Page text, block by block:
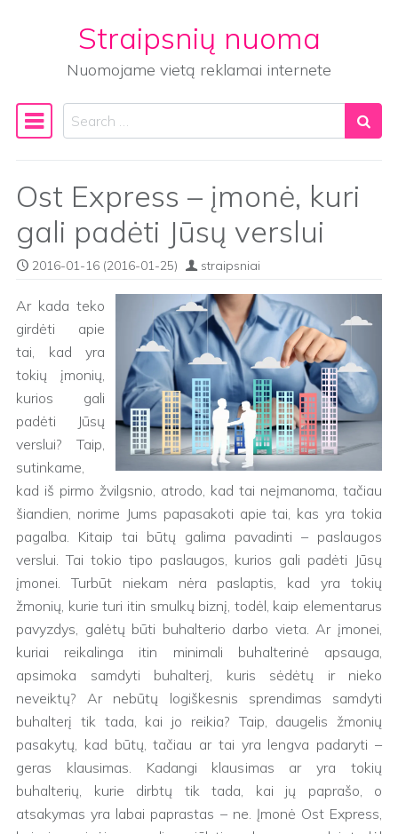
Straipsnių nuoma
Nuomojame vietą reklamai internete
Main Navigation
Search
Ost Express – įmonė, kuri
gali padėti Jūsų verslui
2016-01-16 (2016-01-25) straipsniai
Ar kada teko
girdėti apie
tai, kad yra
tokių įmonių,
kurios gali
padėti Jūsų
verslui? Taip,
sutinkame,
kad iš pirmo žvilgsnio, atrodo, kad tai neįmanoma, tačiau
šiandien, norime Jums papasakoti apie tai, kas yra tokia
pagalba. Kitaip tai būtų galima pavadinti – paslaugos
verslui. Tai tokio tipo paslaugos, kurios gali padėti Jūsų
įmonei. Turbūt niekam nėra paslaptis, kad yra tokių
žmonių, kurie turi itin smulkų biznį, todėl, kaip elementarus
pavyzdys, galėtų būti buhalterio darbo vieta. Ar įmonei,
kuriai reikalinga itin minimali buhalterinė apsauga,
apsimoka samdyti buhalterį, kuris sėdėtų ir nieko
neveiktų? Ar nebūtų logiškesnis sprendimas samdyti
buhalterį tik tada, kai jo reikia? Taip, daugelis žmonių
pasakytų, kad būtų, tačiau ar tai yra lengva padaryti –
geras klausimas. Kadangi klausimas ar yra tokių
buhalterių, kurie dirbtų tik tada, kai jų paprašo, o
atsakymas yra labai paprastas – ne. Įmonė Ost Express,